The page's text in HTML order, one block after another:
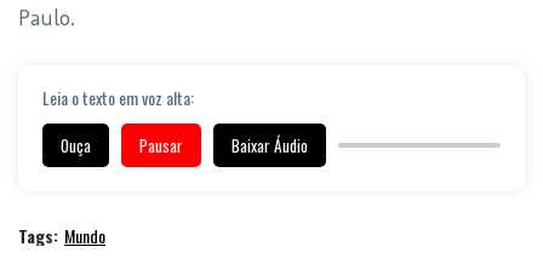
Paulo.
Leia o texto em voz alta:
Ouça Pausar Baixar Áudio
Tags: Mundo